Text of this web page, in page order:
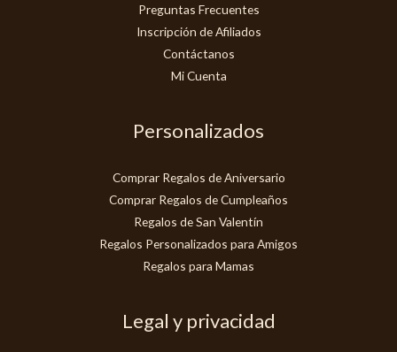
Preguntas Frecuentes
Inscripción de Afiliados
Contáctanos
Mi Cuenta
Personalizados
Comprar Regalos de Aniversario
Comprar Regalos de Cumpleaños
Regalos de San Valentín
Regalos Personalizados para Amigos
Regalos para Mamas
Legal y privacidad